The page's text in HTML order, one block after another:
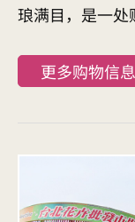
琅满目，是一处
更多购物信息